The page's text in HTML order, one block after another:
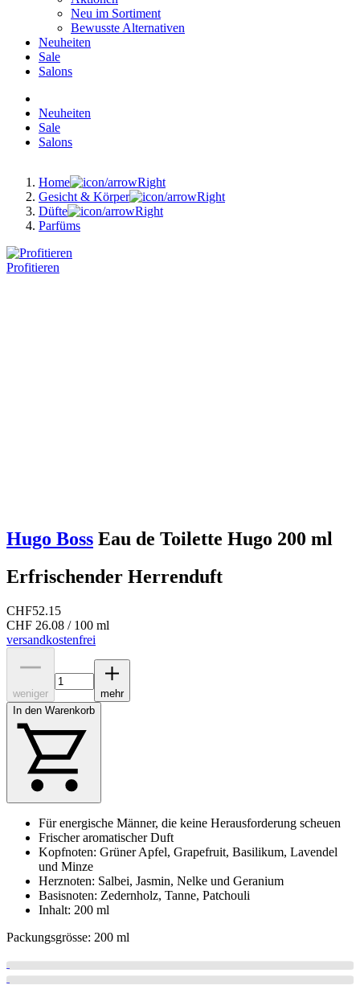
Neu im Sortiment
Bewusste Alternativen
Neuheiten
Sale
Salons
Neuheiten
Sale
Salons
Home
Gesicht & Körper
Düfte
Parfüms
Profitieren
Hugo Boss Eau de Toilette Hugo 200 ml
Erfrischender Herrenduft
CHF52.15
CHF 26.08 / 100 ml
versandkostenfrei
weniger
mehr
In den Warenkorb
Für energische Männer, die keine Herausforderung scheuen
Frischer aromatischer Duft
Kopfnoten: Grüner Apfel, Grapefruit, Basilikum, Lavendel
und Minze
Herznoten: Salbei, Jasmin, Nelke und Geranium
Basisnoten: Zedernholz, Tanne, Patchouli
Inhalt: 200 ml
Packungsgrösse: 200 ml